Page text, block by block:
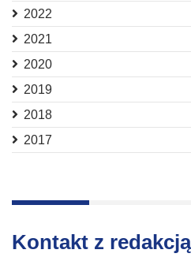
2022
2021
2020
2019
2018
2017
Kontakt z